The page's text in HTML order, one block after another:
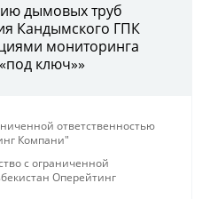
дымовых труб
Кандымского ГПК
мониторинга
ключ»»
ответственностью
Компани"
с ограниченной
Оперейтинг